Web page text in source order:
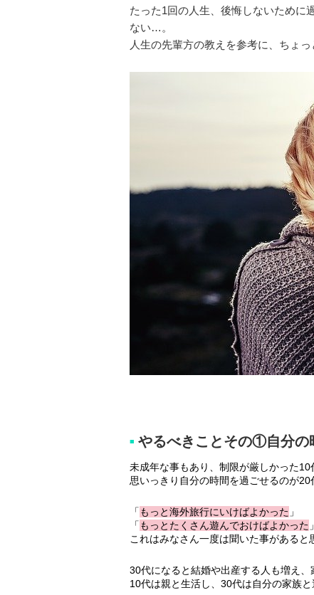
たった1回の人生、後悔しないため
ない…。
人生の先輩方の教えを参考に、ちょ
■ やるべきことその①自分
未成年な事もあり、制限が厳しかった10
思いっきり自分の時間を過ごせるのが20
「 もっと海外旅行にいけばよかった 」
「 もっとたくさん遊んでおけばよかった 」
これはみなさん一度は聞いた事があると
30代になると結婚や出産する人も増え、
10代は親と生活し、30代は自分の家族